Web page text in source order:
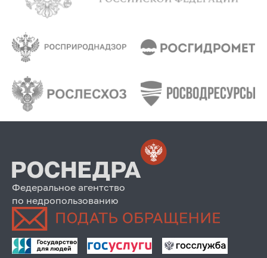
Федеральное агентство
по недропользованию